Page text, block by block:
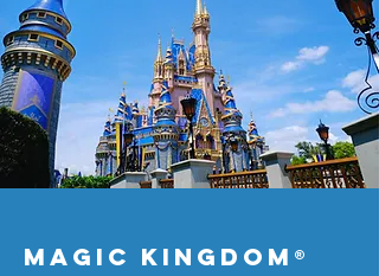
Magic Kingdom ®